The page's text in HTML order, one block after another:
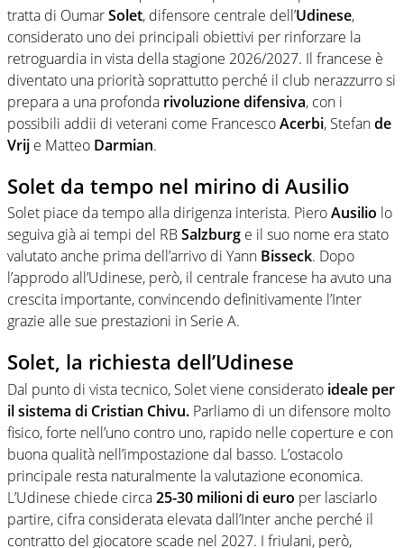
tratta di OumarSolet, difensore centrale dell’Udinese,
considerato uno dei principali obiettivi per rinforzare la
retroguardia in vista della stagione 2026/2027. Il francese è
diventato una priorità soprattutto perché il club nerazzurro si
prepara a una profonda rivoluzione difensiva, con i
possibili addii di veterani come FrancescoAcerbi, Stefande
Vrij e Matteo Darmian.
Solet da tempo nel mirino di Ausilio
Solet piace da tempo alla dirigenza interista. PieroAusilio lo
seguiva già ai tempi del RBSalzburg e il suo nome era stato
valutato anche prima dell’arrivo di Yann Bisseck. Dopo
l’approdo all’Udinese, però, il centrale francese ha avuto una
crescita importante, convincendo definitivamente l’Inter
grazie alle sue prestazioni in Serie A.
Solet, la richiesta dell’Udinese
Dal punto di vista tecnico, Solet viene considerato ideale per
il sistema di Cristian Chivu. Parliamo di un difensore molto
fisico, forte nell’uno contro uno, rapido nelle coperture e con
buona qualità nell’impostazione dal basso. L’ostacolo
principale resta naturalmente la valutazione economica.
L’Udinese chiede circa25-30 milioni di euro per lasciarlo
partire, cifra considerata elevata dall’Inter anche perché il
contratto del giocatore scade nel 2027. I friulani, però,